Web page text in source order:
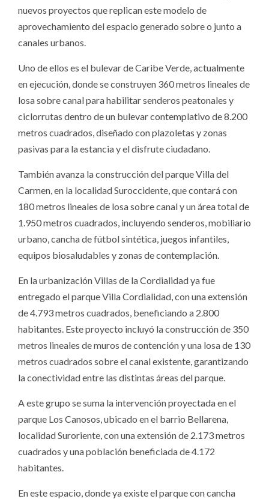
nuevos proyectos que replican este modelo de
aprovechamiento del espacio generado sobre o junto a
canales urbanos.
Uno de ellos es el bulevar de Caribe Verde, actualmente
en ejecución, donde se construyen 360 metros lineales de
losa sobre canal para habilitar senderos peatonales y
ciclorrutas dentro de un bulevar contemplativo de 8.200
metros cuadrados, diseñado con plazoletas y zonas
pasivas para la estancia y el disfrute ciudadano.
También avanza la construcción del parque Villa del
Carmen, en la localidad Suroccidente, que contará con
180 metros lineales de losa sobre canal y un área total de
1.950 metros cuadrados, incluyendo senderos, mobiliario
urbano, cancha de fútbol sintética, juegos infantiles,
equipos biosaludables y zonas de contemplación.
En la urbanización Villas de la Cordialidad ya fue
entregado el parque Villa Cordialidad, con una extensión
de 4.793 metros cuadrados, beneficiando a 2.800
habitantes. Este proyecto incluyó la construcción de 350
metros lineales de muros de contención y una losa de 130
metros cuadrados sobre el canal existente, garantizando
la conectividad entre las distintas áreas del parque.
A este grupo se suma la intervención proyectada en el
parque Los Canosos, ubicado en el barrio Bellarena,
localidad Suroriente, con una extensión de 2.173 metros
cuadrados y una población beneficiada de 4.172
habitantes.
En este espacio, donde ya existe el parque con cancha